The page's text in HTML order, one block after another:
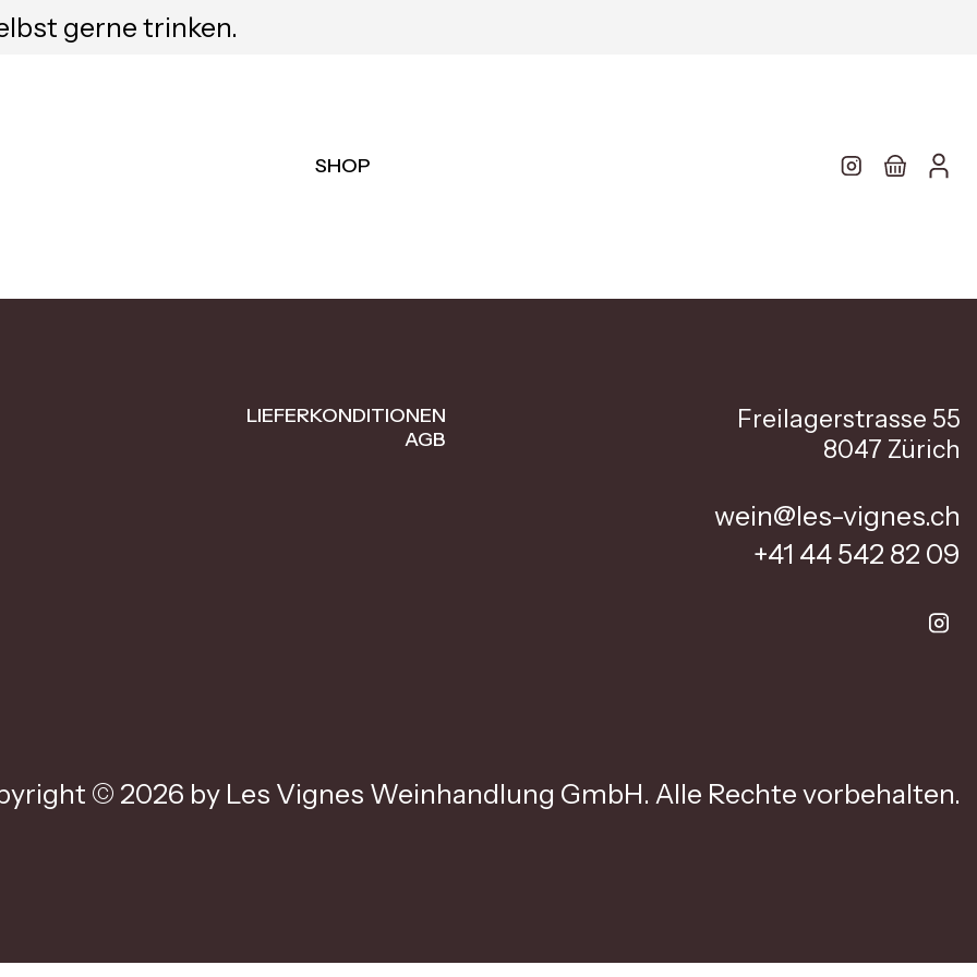
gerne trinken.
SHOP
LIEFERKONDITIONEN
AGB
Freilagerstrasse 55
8047 Zürich
wein@les-vignes.ch
+41 44 542 82 09
© 2026 by Les Vignes Weinhandlung GmbH. Alle Rechte vorbehalten.